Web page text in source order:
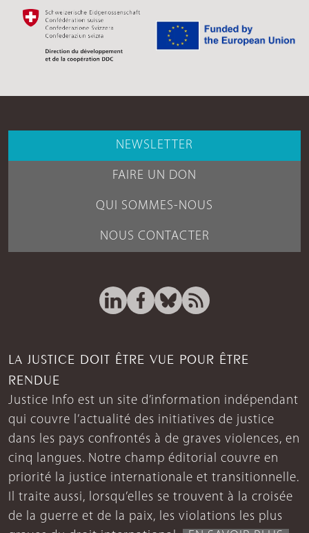
NEWSLETTER
FAIRE UN DON
QUI SOMMES-NOUS
NOUS CONTACTER
LA JUSTICE DOIT ÊTRE VUE POUR ÊTRE
RENDUE
Justice Info est un site d’information indépendant
qui couvre l’actualité des initiatives de justice
dans les pays confrontés à de graves violences, en
cinq langues. Notre champ éditorial couvre en
priorité la justice internationale et transitionnelle.
Il traite aussi, lorsqu’elles se trouvent à la croisée
de la guerre et de la paix, les violations les plus